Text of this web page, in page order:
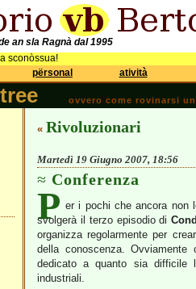
an sla Ragnà dal 1995
sconòssua!
përsonal atività
ovvero come rovinarsi
« Rivoluzionari
Martedì 19 Giugno 2007, 18:56
Conferenza
P er i pochi che ancora non
svolgerà il terzo episodio di
organizza regolarmente per
della conoscenza.
dedicato a quanto sia difficile
industriali.